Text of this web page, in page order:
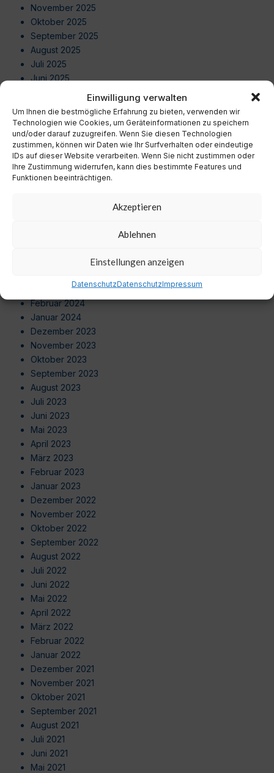
Einwilligung verwalten
Um Ihnen die bestmögliche Erfahrung zu bieten, verwenden wir
Technologien wie Cookies, um Geräteinformationen zu speichern
und/oder darauf zuzugreifen. Wenn Sie diesen Technologien
zustimmen, können wir Daten wie Ihr Surfverhalten oder eindeutige
IDs auf dieser Website verarbeiten. Wenn Sie nicht zustimmen oder
Ihre Zustimmung widerrufen, kann dies bestimmte Features und
Funktionen beeinträchtigen.
Akzeptieren
Ablehnen
Einstellungen anzeigen
DatenschutzDatenschutzImpressum
November 2025
Oktober 2025
September 2025
August 2025
Juli 2025
Juni 2025
März 2025
Februar 2025
Januar 2025
Dezember 2024
November 2024
März 2024
Februar 2024
Januar 2024
Dezember 2023
November 2023
Oktober 2023
September 2023
August 2023
Juli 2023
Juni 2023
Mai 2023
April 2023
März 2023
Februar 2023
Januar 2023
Dezember 2022
November 2022
Oktober 2022
September 2022
August 2022
Juli 2022
Juni 2022
Mai 2022
April 2022
März 2022
Februar 2022
Januar 2022
Dezember 2021
November 2021
Oktober 2021
September 2021
August 2021
Juli 2021
Juni 2021
Mai 2021